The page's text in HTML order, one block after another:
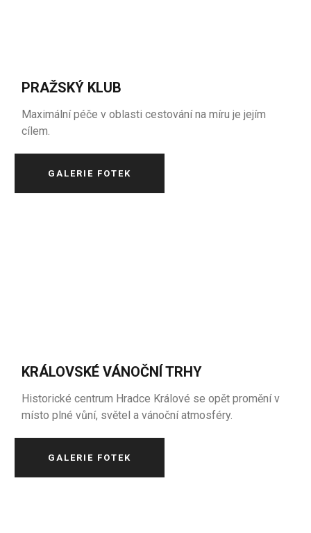
PRAŽSKÝ KLUB
Maximální péče v oblasti cestování na míru je jejím
cílem.
GALERIE FOTEK
KRÁLOVSKÉ VÁNOČNÍ TRHY
Historické centrum Hradce Králové se opět promění v
místo plné vůní, světel a vánoční atmosféry.
GALERIE FOTEK